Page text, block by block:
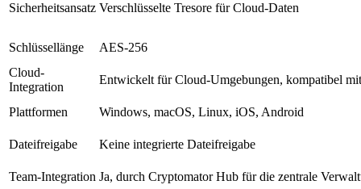
Sicherheitsansatz Verschlüsselte Tresore für Cloud-Daten
Schlüssellänge
AES-256
Cloud-
Integration
Entwickelt für Cloud-Umgebungen, kompatibel
Plattformen Windows, macOS, Linux, iOS, Android
Dateifreigabe Keine integrierte Dateifreigabe
Team-Integration Ja, durch Cryptomator Hub für die zentrale